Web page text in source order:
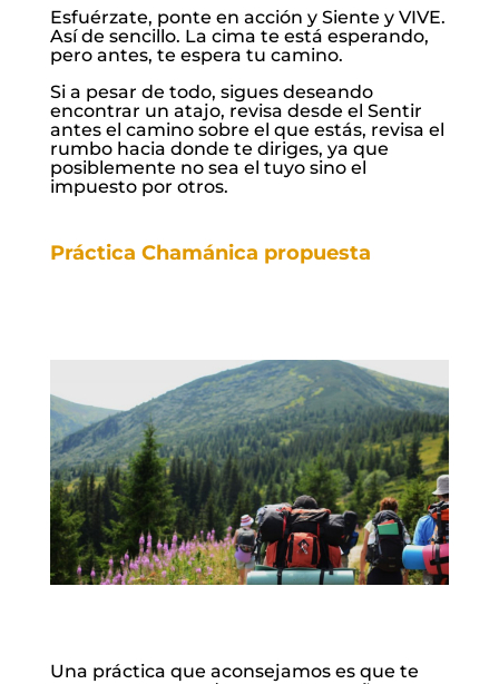
Esfuérzate, ponte en acción y Siente y VIVE.
Así de sencillo. La cima te está esperando,
pero antes, te espera tu camino.
Si a pesar de todo, sigues deseando
encontrar un atajo, revisa desde el Sentir
antes el camino sobre el que estás, revisa el
rumbo hacia donde te diriges, ya que
posiblemente no sea el tuyo sino el
impuesto por otros.
Práctica Chamánica propuesta
Una práctica que aconsejamos es que te